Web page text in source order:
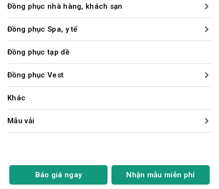
Đồng phục nhà hàng, khách sạn
Đồng phục Spa, y tế
Đồng phục tạp dề
Đồng phục Vest
Khác
Mẫu vải
Báo giá ngay Nhận mẫu miễn phí